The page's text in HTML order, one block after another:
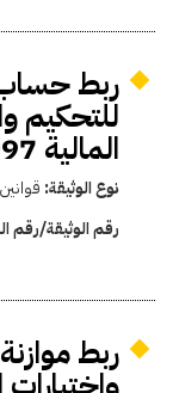
ربط حساب
للتحكيم
المالية 1997 /1998
نوع الوثيقة: قوانين
رقم الوثيقة/رقم
ربط